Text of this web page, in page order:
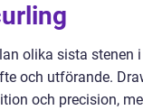
olika sista stenen
och utförande.
och precision,